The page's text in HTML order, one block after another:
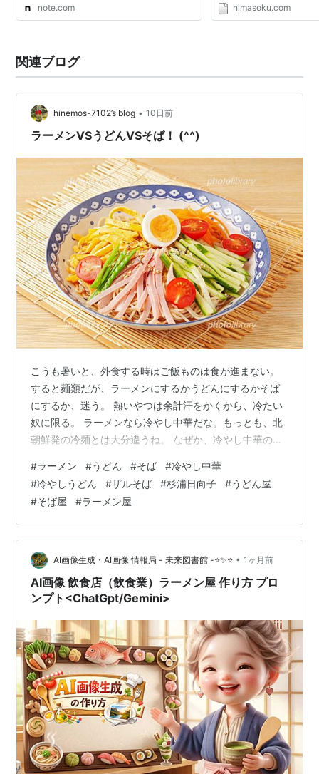
note.com himasoku.com
関連ブログ
hinemos-7102’s blog • 10日前
ラーメンVSうどんVSそば！ (^^)
こうも暑いと、外食する時はご飯ものは食が進まない。
すると麺類だが、ラーメンにするかうどんにするかそば
にするか、迷う。 熱いやつは余計汗をかくから、冷たい
奴に限る。 ラーメンなら冷やし中華だな。もっとも、北
朝鮮発の冷麺とは大分違うね。 なぜか、冷やし中華の味
具材は多少変化があっても、酢醤油の味はどこも同じ
だ。 うどんなら冷やしうどんで、上に乗る具材はなんで
も乗せていい。 出汁はカツオ・昆布出汁が基本か？熱い
やつと、つゆの味は基本的には変わらない。 冷やし中華
の麺の大盛りはあまり聞かないが、うどんは2倍・3倍と
いろいろある。 そばの基本は、寒い…
#ラーメン #うどん #そば #冷やし中華
#冷やしうどん #ザルそば #杉浦日向子 #うどん屋
#そば屋 #ラーメン屋
AI画像生成・AI画像 情報局 - 未来図書館 -⭐✨⭐ • 1ヶ月前
AI画像 飲食店（飲食業）ラーメン屋 作り方 プロ
ンプト<ChatGpt/Gemini>